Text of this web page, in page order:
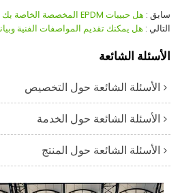
سابق
التالي
الأسئلة الشائعة
الأسئلة الشائعة حول التخصيص
الأسئلة الشائعة حول الخدمة
الأسئلة الشائعة حول المنتج